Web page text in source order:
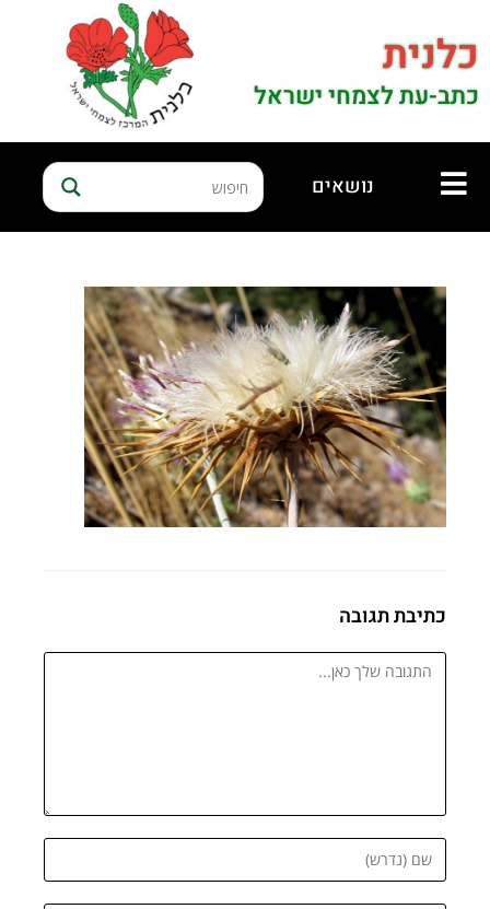
כלנית
כתב-עת לצמחי ישראל
נושאים
כתיבת תגובה